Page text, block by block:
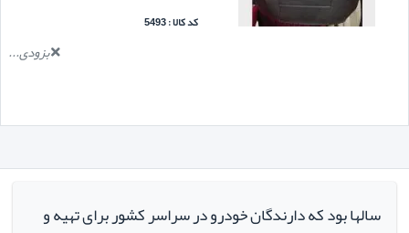
کد کالا : 5493
بزودی...
سالها بود که دارندگان خودرو در سراسر کشور برای تهیه و